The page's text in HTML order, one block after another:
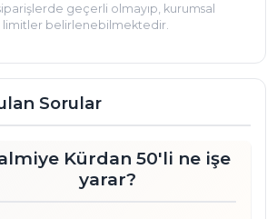
geçerli olmayıp, kurumsal
limitler belirlenebilmektedir.
Sorular
Kürdan 50'li ne işe
yarar?